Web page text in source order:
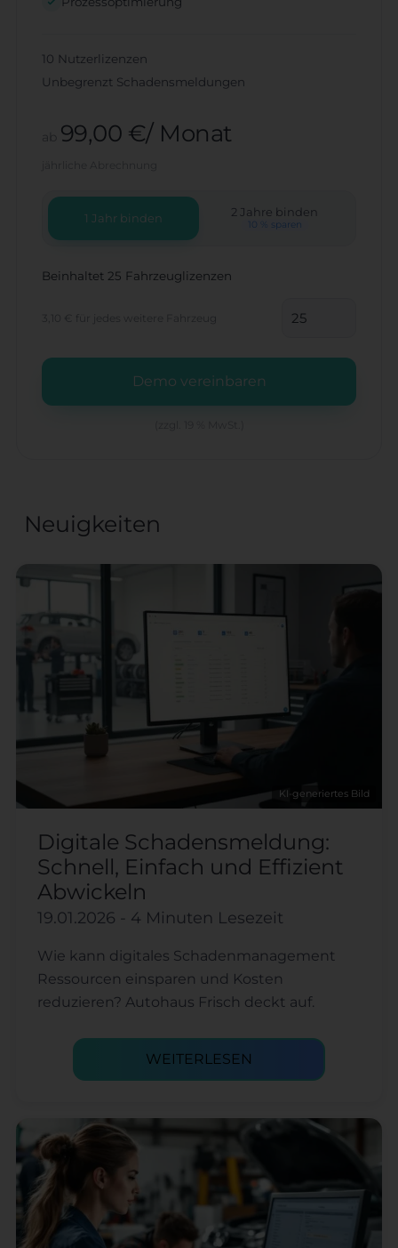
10 Nutzerlizenzen
Unbegrenzt Schadensmeldungen
ab 99,00 €/ Monat
1 Jahr binden 2 Jahre binden
10 % sparen
Beinhaltet 25 Fahrzeuglizenzen
3,10 € für jedes weitere Fahrzeug
Demo vereinbaren
Neuigkeiten
KI-generiertes Bild
Digitale Schadensmeldung:
Schnell, Einfach und Effizient
Abwickeln
19.01.2026 - 4 Minuten Lesezeit
Wie kann digitales Schadenmanagement
Ressourcen einsparen und Kosten
reduzieren? Autohaus Frisch deckt auf.
WEITERLESEN